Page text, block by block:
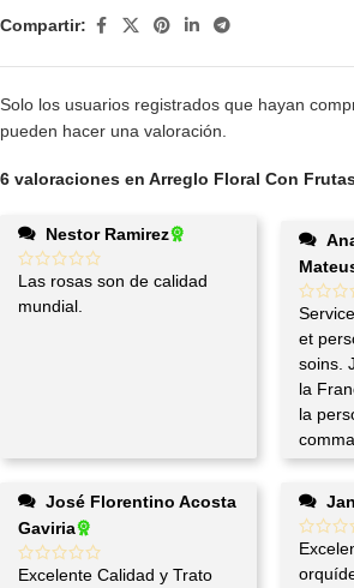
Compartir:
6 valoraciones en Arreglo Floral Con
Nestor Ramirez
Las rosas son de calidad
mundial.
et
soins.
la
la
Gaviria
Excelente Calidad y Trato
Solo los usuarios registrados que hayan
pueden hacer una valoración.